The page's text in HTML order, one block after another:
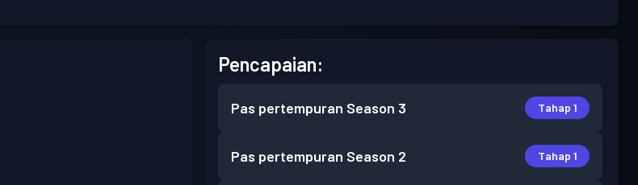
Pencapaian:
Pas pertempuran Season 3 Tahap 1
Pas pertempuran Season 2 Tahap 1